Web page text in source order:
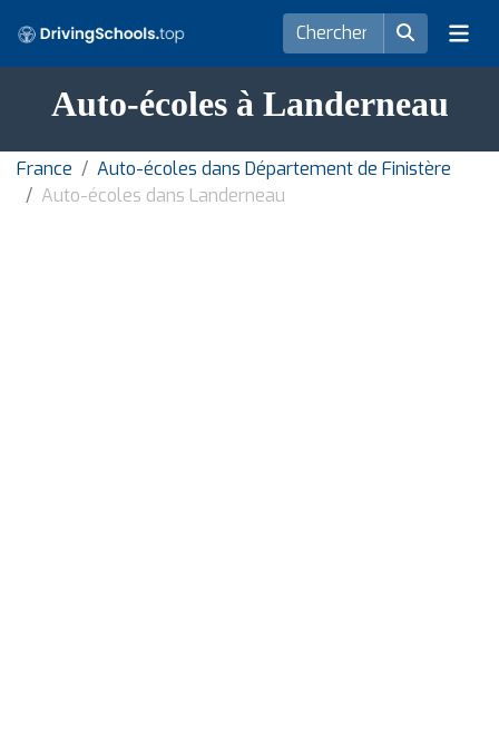
Auto-écoles à Landerneau
France
Auto-écoles dans Département de Finistère
Auto-écoles dans Landerneau